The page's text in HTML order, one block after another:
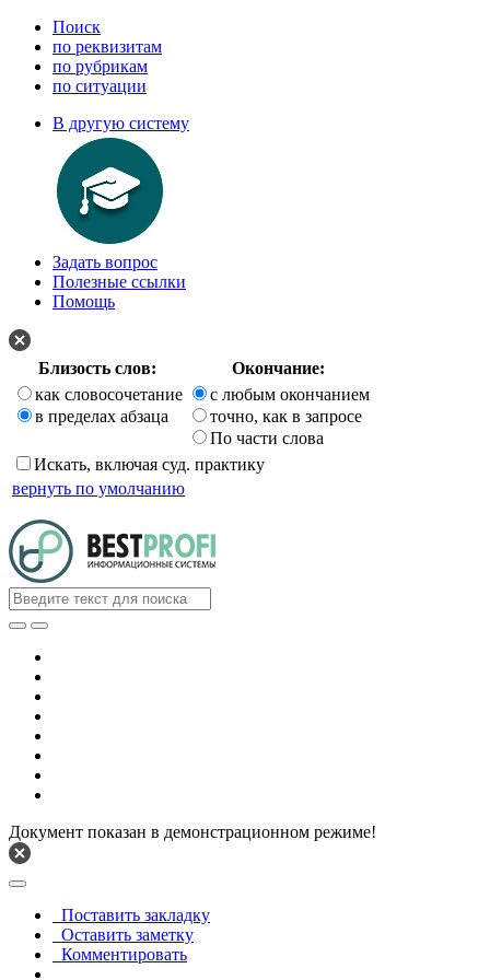
Поиск
по реквизитам
по рубрикам
по ситуации
В другую систему
Задать вопрос
Полезные ссылки
Помощь
Близость слов:
Окончание:
как словосочетание
в пределах абзаца
с любым окончанием
точно, как в запросе
По части слова
Искать, включая суд. практику
вернуть по умолчанию
Документ показан в демонстрационном режиме!
Поставить закладку
Оставить заметку
Комментировать